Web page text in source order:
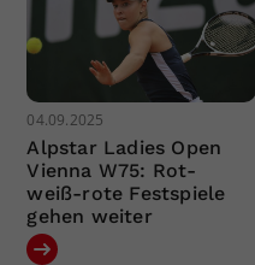
04.09.2025
Alpstar Ladies Open
Vienna W75: Rot-
weiß-rote Festspiele
gehen weiter